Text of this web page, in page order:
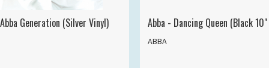
Generation (Silver Vinyl) Abba - Dancing Queen (Black
ABBA